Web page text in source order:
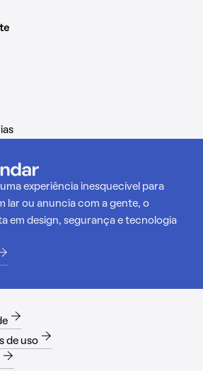
experiência inesquecível para
lar ou anuncia com a gente, o
em design, segurança e tecnologia
de uso